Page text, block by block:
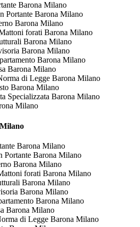
Barona Milano
Portante Barona Milano
Barona Milano
forati Barona Milano
Barona Milano
Barona Milano
Barona Milano
Barona Milano
di Legge Barona Milano
Barona Milano
Specializzata Barona Milano
Milano
Barona Milano
Portante Barona Milano
Barona Milano
forati Barona Milano
Barona Milano
Barona Milano
Barona Milano
Barona Milano
di Legge Barona Milano